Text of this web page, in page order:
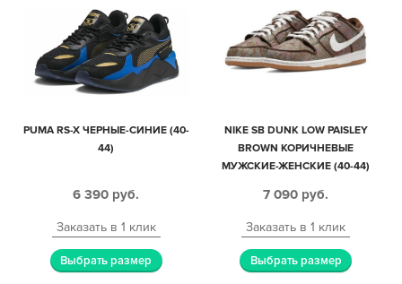
PUMA RS-X ЧЕРНЫЕ-СИНИЕ (40-
44)
6 390 руб.
Заказать в 1 клик
Выбрать размер
NIKE SB DUNK LOW PAISLEY
BROWN КОРИЧНЕВЫЕ
МУЖСКИЕ-ЖЕНСКИЕ (40-44)
7 090 руб.
Заказать в 1 клик
Выбрать размер